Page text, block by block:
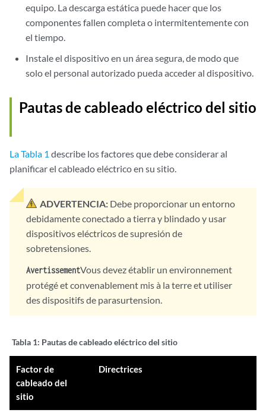
equipo. La descarga estática puede hacer que los
componentes fallen completa o intermitentemente con
el tiempo.
Instale el dispositivo en un área segura, de modo que
solo el personal autorizado pueda acceder al dispositivo.
Pautas de cableado eléctrico del sitio
La Tabla 1 describe los factores que debe considerar al
planificar el cableado eléctrico en su sitio.
ADVERTENCIA: Debe proporcionar un entorno
debidamente conectado a tierra y blindado y usar
dispositivos eléctricos de supresión de
sobretensiones.
AvertissementVous devez établir un environnement
protégé et convenablement mis à la terre et utiliser
des dispositifs de parasurtension.
Tabla 1: Pautas de cableado eléctrico del sitio
Factor de
cableado del
sitio
Directrices